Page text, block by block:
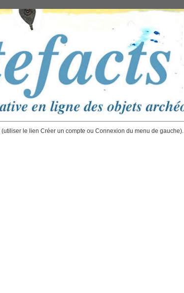
le lien Créer un compte ou Connexion du menu de gauche).